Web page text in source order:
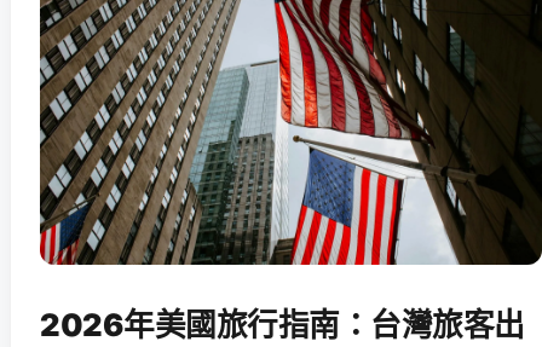
2026年美國旅行指南：台灣旅客出